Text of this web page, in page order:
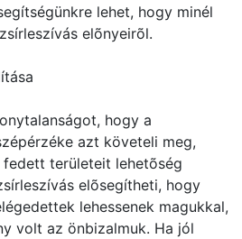
lehet, hogy minél
elõnyeirõl.
hogy a
azt követeli meg,
területeit lehetõség
elõsegítheti, hogy
lehessenek magukkal,
volt az önbizalmuk. Ha jól